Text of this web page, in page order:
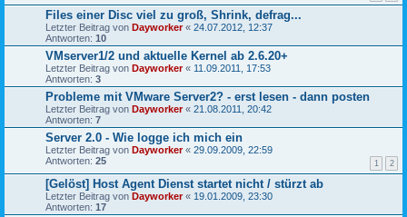
Files einer Disc viel zu groß, Shrink, defrag...
Letzter Beitrag von Dayworker« 24.07.2012, 12:37
Antworten: 10
VMserver1/2 und aktuelle Kernel ab 2.6.20+
Letzter Beitrag von Dayworker« 11.09.2011, 17:53
Antworten: 3
Probleme mit VMware Server2? - erst lesen - dann posten
Letzter Beitrag von Dayworker« 21.08.2011, 20:42
Antworten: 7
Server 2.0 - Wie logge ich mich ein
Letzter Beitrag von Dayworker« 29.09.2009, 22:59
Antworten: 25 1 2
[Gelöst] Host Agent Dienst startet nicht / stürzt ab
Letzter Beitrag von Dayworker« 19.01.2009, 23:30
Antworten: 17